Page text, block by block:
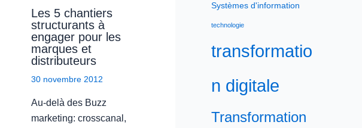
Les 5 chantiers
structurants à
engager pour les
marques et
distributeurs
30 novembre 2012
Au-delà des Buzz
marketing: crosscanal,
Systèmes d'information
technologie
transformatio
n digitale
Transformation